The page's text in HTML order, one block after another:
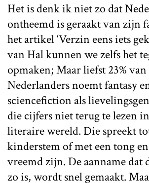
Het is denk ik niet zo dat
ontheemd is geraakt van zijn
het artikel ‘Verzin eens iets
van Hal kunnen we zelfs het
opmaken; Maar liefst 23%
Nederlanders noemt fantasy
sciencefiction als
die cijfers niet terug te lezen
literaire wereld. Die spreekt
kinderstem of met een tong
vreemd zijn. De aanname dat
zo is, wordt snel gemaakt.